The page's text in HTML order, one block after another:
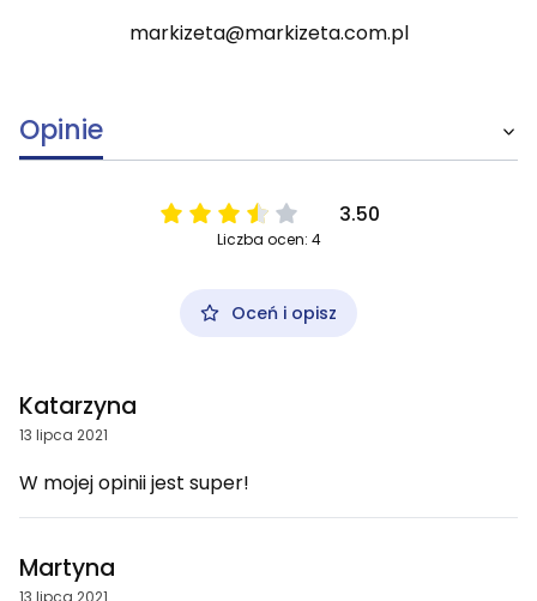
markizeta@markizeta.com.pl
Opinie
3.50
Liczba ocen: 4
Oceń i opisz
Katarzyna
13 lipca 2021
W mojej opinii jest super!
Martyna
13 lipca 2021